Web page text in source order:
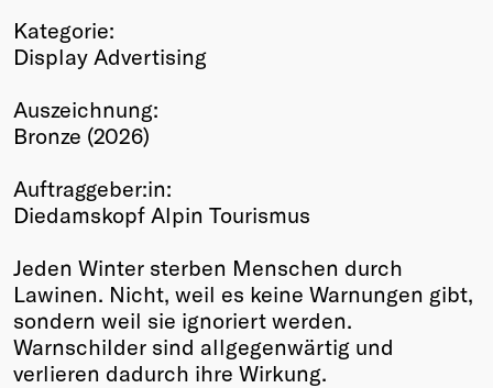
Young Creatives
Friends of Creativity
Winners
2026
Annual
Kategorie:
Display Advertising
Auszeichnung:
Bronze (2026)
Auftraggeber:in:
Diedamskopf Alpin Tourismus
Jeden Winter sterben Menschen durch
Lawinen. Nicht, weil es keine Warnungen gibt,
sondern weil sie ignoriert werden.
Warnschilder sind allgegenwärtig und
verlieren dadurch ihre Wirkung.